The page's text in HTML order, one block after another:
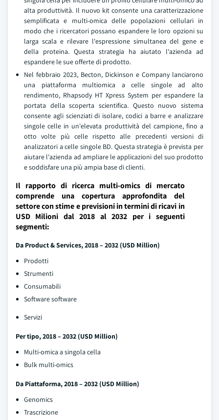
alta produttività. Il nuovo kit consente una caratterizzazione
semplificata e multi-omica delle popolazioni cellulari in
modo che i ricercatori possano espandere le loro opzioni su
larga scala e rilevare l'espressione simultanea del gene e
della proteina. Questa strategia ha aiutato l'azienda ad
espandere le sue offerte di prodotto.
Nel febbraio 2023, Becton, Dickinson e Company lanciarono
una piattaforma multiomica a celle singole ad alto
rendimento, Rhapsody HT Xpress System per espandere la
portata della scoperta scientifica. Questo nuovo sistema
consente agli scienziati di isolare, codici a barre e analizzare
singole celle in un'elevata produttività del campione, fino a
otto volte più celle rispetto alle precedenti versioni di
analizzatori a celle singole BD. Questa strategia è prevista per
aiutare l'azienda ad ampliare le applicazioni del suo prodotto
e soddisfare una più ampia base di clienti.
Il rapporto di ricerca multi-omics di mercato
comprende una copertura approfondita del
settore con stime e previsioni in termini di ricavi in
USD Milioni dal 2018 al 2032 per i seguenti
segmenti:
Da Product & Services, 2018 – 2032 (USD Million)
Prodotti
Strumenti
Consumabili
Software software
Servizi
Per tipo, 2018 – 2032 (USD Million)
Multi-omica a singola cella
Bulk multi-omics
Da Piattaforma, 2018 – 2032 (USD Million)
Genomics
Trascrizione